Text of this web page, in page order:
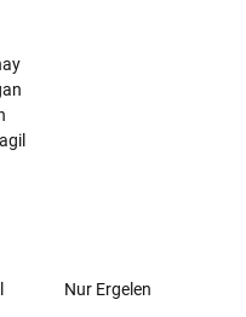
Nur Ergelen